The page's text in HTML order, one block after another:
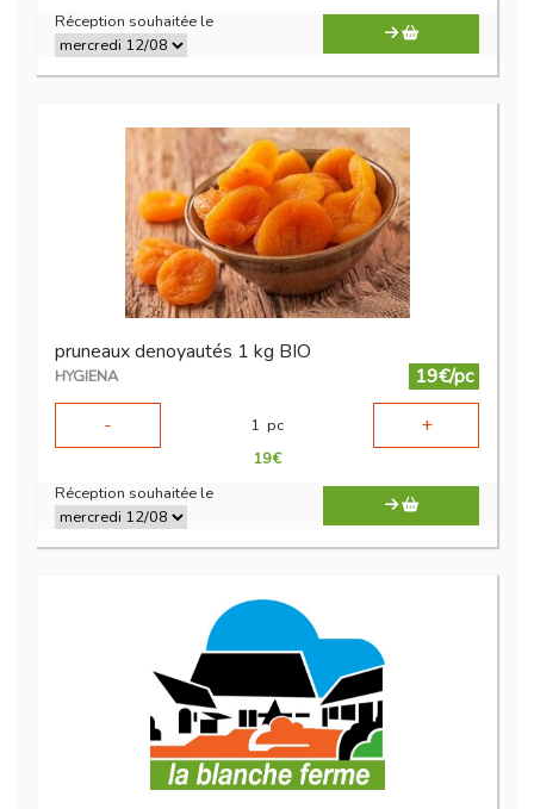
Réception souhaitée le
pruneaux denoyautés 1 kg BIO
HYGIENA
19€/pc
-
1 pc +
19€
Réception souhaitée le